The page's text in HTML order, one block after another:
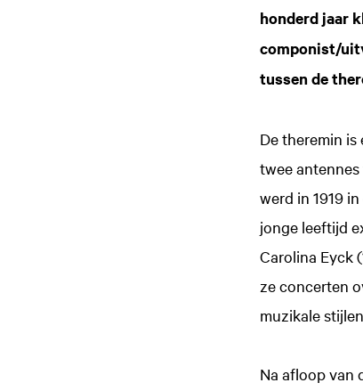
honderd jaar
componist/
tussen de
De theremin
twee
werd in 1919
jonge leeftijd
Carolina Eyck
ze concerten
muzikale
Na afloop van